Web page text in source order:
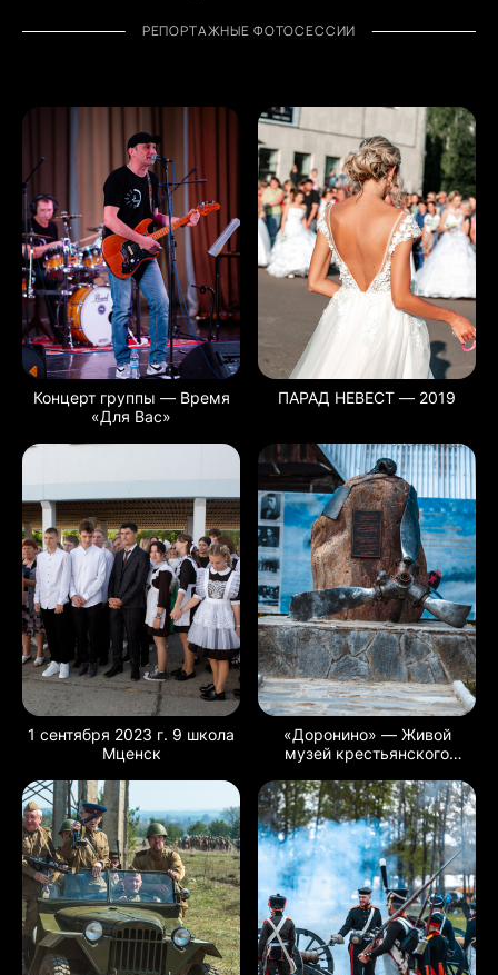
РЕПОРТАЖНЫЕ ФОТОСЕССИИ
Концерт группы — Время
«Для Вас»
ПАРАД НЕВЕСТ — 2019
1 сентября 2023 г. 9 школа
Мценск
«Доронино» — Живой
музей крестьянского